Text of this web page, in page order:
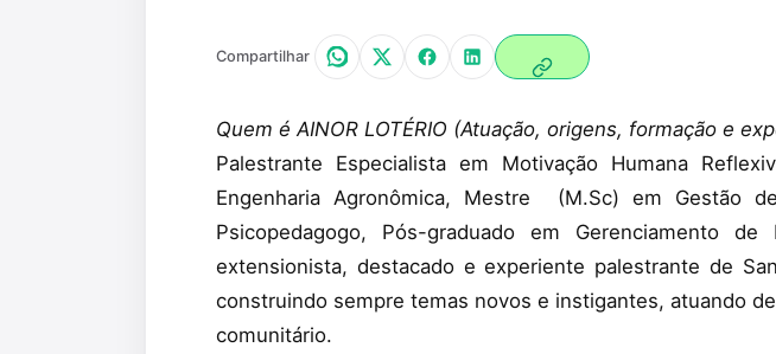
Compartilhar
Quem é AINOR LOTÉRIO (Atuação, origens, formação e
Palestrante Especialista em Motivação Humana
Engenharia Agronômica, Mestre (M.Sc) em Gestão
Psicopedagogo, Pós-graduado em Gerenciamento
extensionista, destacado e experiente palestrante de
construindo sempre temas novos e instigantes, atuando
comunitário.